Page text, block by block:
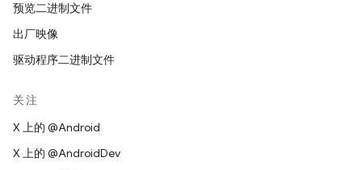
预览二进制文件
出厂映像
驱动程序二进制文件
关注
X 上的 @Android
X 上的 @AndroidDev